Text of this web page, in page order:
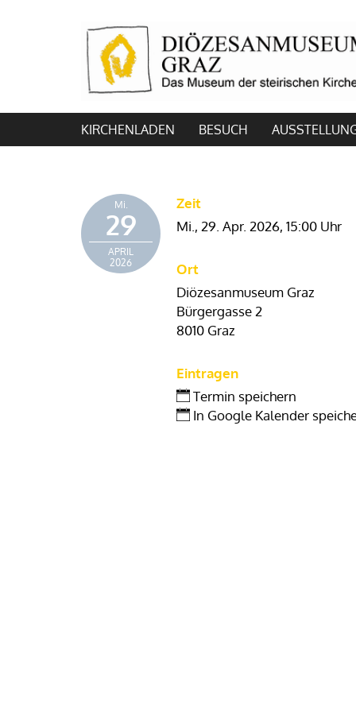
KIRCHENLADEN BESUCH
Mi.
29
APRIL
2026
Zeit
Mi., 29. Apr. 2026, 15:00 Uhr
Ort
Diözesanmuseum Graz
Bürgergasse 2
8010 Graz
Eintragen
Termin speichern
In Google Kalender